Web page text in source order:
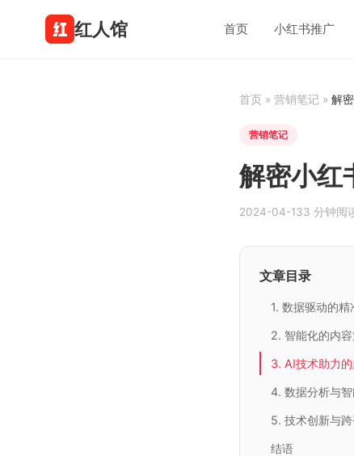
红人馆 首页 小红书推广
首页 » 营销笔记 » 解
营销笔记
解密小红
2024-04-133 分钟阅
文章目录
1. 数据驱动的精
2. 智能化的内
3. AI技术助力
4. 数据分析与
5. 技术创新与
结语